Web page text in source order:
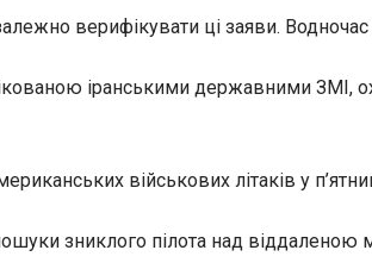
верифікувати ці заяви.
іранськими державними ЗМІ,
військових літаків у
зниклого пілота над віддаленою